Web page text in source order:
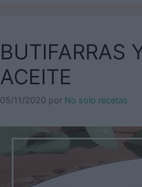
BUTIFARRAS
ACEITE
05/11/2020 por No solo recetas